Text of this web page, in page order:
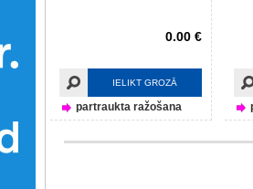
0.00 €
IELIKT GROZĀ
partraukta ražošana